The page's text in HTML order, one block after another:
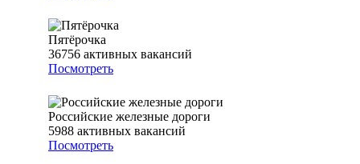
Пятёрочка
36756 активных вакансий
Посмотреть
Российские железные дороги
5988 активных вакансий
Посмотреть